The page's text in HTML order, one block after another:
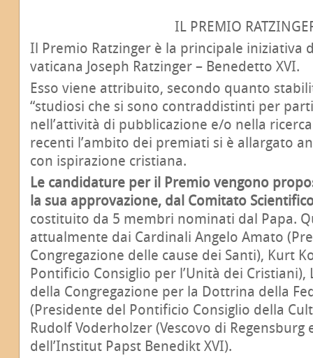
IL PREMIO
Il Premio Ratzinger è la principale iniziativa
vaticana Joseph Ratzinger – Benedetto XVI.
Esso viene attribuito, secondo quanto
“studiosi che si sono contraddistinti per
nell’attività di pubblicazione e/o nella
recenti l’ambito dei premiati si è allargato
con ispirazione cristiana.
Le candidature per il Premio vengono
la sua approvazione, dal Comitato
costituito da 5 membri nominati dal Papa.
attualmente dai Cardinali Angelo Amato
Congregazione delle cause dei Santi), Kurt
Pontificio Consiglio per l’Unità dei
della Congregazione per la Dottrina della
(Presidente del Pontificio Consiglio della
Rudolf Voderholzer (Vescovo di Regensburg
dell’Institut Papst Benedikt XVI).